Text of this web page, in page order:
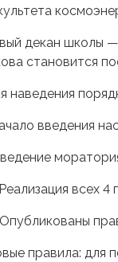
декан школы
становится
наведения
введения
всех
правила: для